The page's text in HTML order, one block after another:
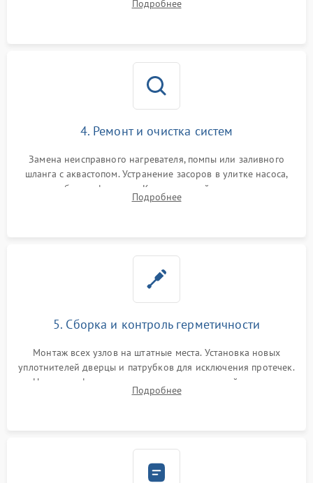
концевика дверцы и электронного модуля управления.
Подробнее
4. Ремонт и очистка систем
Замена неисправного нагревателя, помпы или заливного
шланга с аквастопом. Устранение засоров в улитке насоса,
патрубках и фильтрах. Компонентный ремонт платы
управления, восстановление поврежденной проводки.
Подробнее
5. Сборка и контроль герметичности
Монтаж всех узлов на штатные места. Установка новых
уплотнителей дверцы и патрубков для исключения протечек.
Надежная фиксация хомутов гидравлической системы,
сборка корпуса и установка датчика поплавка.
Подробнее